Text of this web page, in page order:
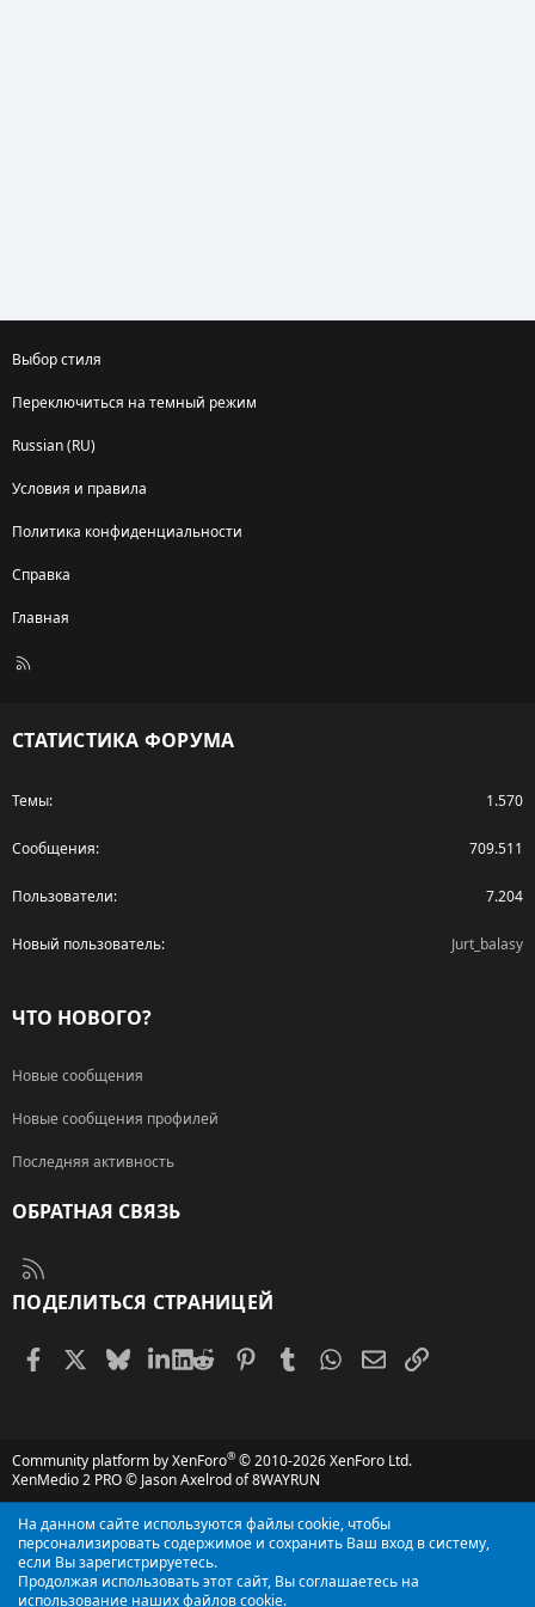
Выбор стиля
Переключиться на темный режим
Russian (RU)
Условия и правила
Политика конфиденциальности
Справка
Главная
R
СТАТИСТИКА ФОРУМА
Темы 1.570
Сообщения 709.511
Пользователи 7.204
Новый пользователь Jurt_balasy
ЧТО НОВОГО?
Новые сообщения
Новые сообщения профилей
Последняя активность
ОБРАТНАЯ СВЯЗЬ
ПОДЕЛИТЬСЯ СТРАНИЦЕЙ
FacebookX (Twitter)
BlueskyLinkedIn
Reddit PinterestTumblr WhatsApp
Электронная
Ссылка
Community platform by XenForo® © 2010-2026 XenForo Ltd.
XenMedio 2 PRO© Jason Axelrod of8WAYRUN
На данном сайте используются файлы cookie, чтобы
персонализировать содержимое и сохранить Ваш вход в систему,
если Вы зарегистрируетесь.
Продолжая использовать этот сайт, Вы соглашаетесь на
использование наших файлов cookie.